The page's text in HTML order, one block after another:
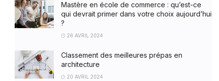
Mastère en école de commerce : qu’est-ce
qui devrait primer dans votre choix aujourd’hui
?
26 AVRIL 2024
Classement des meilleures prépas en
architecture
20 AVRIL 2024